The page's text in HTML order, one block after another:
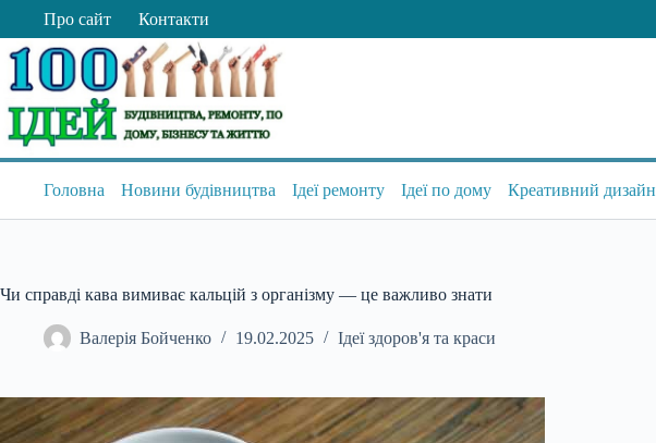
вмісту
Про сайт Контакти
Головна Новини будівництва Ідеї ремонту Ідеї по дому Креативний дизайн
Чи справді кава вимиває кальцій з організму — це важливо знати
Валерія Бойченко 19.02.2025 Ідеї здоров'я та краси